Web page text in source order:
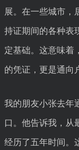
展。在一些城市，
持证期间的各种表
定基础。这意味着
的凭证，更是通向
我的朋友小张去年
口。他告诉我，从
经历了五年时间。